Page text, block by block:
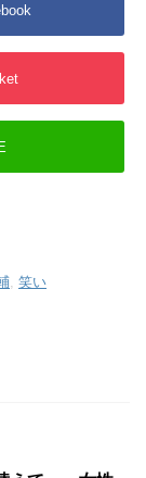
, 笑い